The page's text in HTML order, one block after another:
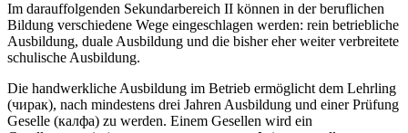
Im darauffolgenden Sekundarbereich II können in der beruflichen
Bildung verschiedene Wege eingeschlagen werden: rein betriebliche
Ausbildung, duale Ausbildung und die bisher eher weiter verbreitete
schulische Ausbildung.
Die handwerkliche Ausbildung im Betrieb ermöglicht dem Lehrling
(чирак), nach mindestens drei Jahren Ausbildung und einer Prüfung
Geselle (калфа) zu werden. Einem Gesellen wird ein